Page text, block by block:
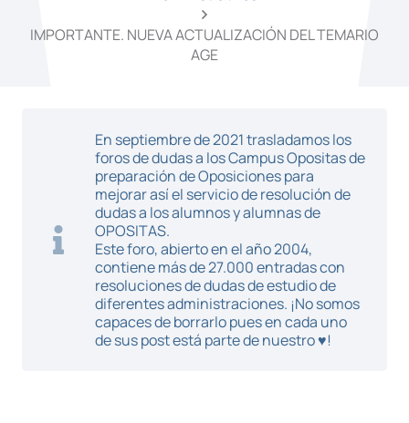
IMPORTANTE. NUEVA ACTUALIZACIÓN DEL TEMARIO
AGE
En septiembre de 2021 trasladamos los
foros de dudas a los Campus Opositas de
preparación de Oposiciones para
mejorar así el servicio de resolución de
dudas a los alumnos y alumnas de
OPOSITAS.
Este foro, abierto en el año 2004,
contiene más de 27.000 entradas con
resoluciones de dudas de estudio de
diferentes administraciones. ¡No somos
capaces de borrarlo pues en cada uno
de sus post está parte de nuestro ♥!